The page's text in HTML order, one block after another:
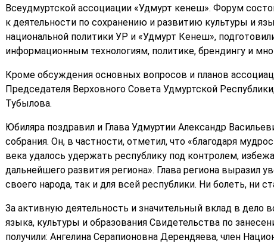
Всеудмуртской ассоциации «Удмурт кенеш». Форум
к деятельности по сохранению и развитию культуры и
национальной политики УР и «Удмурт Кенеш»,
информационным технологиям, политике, брендингу и
Кроме обсуждения основных вопросов и планов
Председателя Верховного Совета Удмуртской
Тубылова.
Юбиляра поздравил и Глава Удмуртии Александр
собрания. Он, в частности, отметил, что «благодаря
века удалось удержать республику под контролем,
дальнейшего развития региона». Глава региона выразил
своего народа, так и для всей республики. Ни болеть, ни
За активную деятельность и значительный вклад в дело
языка, культуры и образования Свидетельства по
получили: Ангелина Серапионовна Дерендяева, член